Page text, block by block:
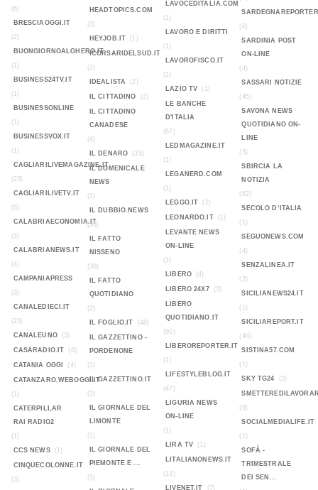
(6)
BRESCIAOGGI.IT
(2)
BUONGIORNOALGHERO.IT
(1)
BUSINESS24TV.IT
(1)
BUSINESSONLINE
(1)
BUSINESSVOX.IT
(1)
CAGLIARILIVEMAGAZINE.IT
(23)
CAGLIARILIVETV.IT
(5)
CALABRIAECONOMIA.IT
(3)
CALABRIANEWS.IT
(4)
CAMPANIAPRESS
(3)
CANALEDIECI.IT
(23)
CANALEUNO
(3)
CASARADIO.IT (6)
CATANIA OGGI (4)
CATANZARO.WEBOGGI.IT
(1)
CATERPILLAR
RAI RADIO2
(1)
CCS NEWS
(1)
CINQUECOLONNE.IT
(3)
HEADTOPICS.COM
(3)
HEYJOB.IT
(1)
ICORSARIDELSUD.IT
(2)
IDEALISTA
(2)
IL CITTADINO (2)
IL CITTADINO
CANADESE
(4)
IL DENARO
(35)
IL DOMENICALE
NEWS
(1)
IL DUBBIO.NEWS
(36)
IL FATTO
NISSENO
(38)
IL FATTO
QUOTIDIANO
(2)
IL FOGLIO.IT
(48)
IL GAZZETTINO -
PORDENONE
(1)
IL GAZZETTINO.IT
(3)
IL GIORNALE DEL
LIMONTE
(1)
IL GIORNALE DEL
PIEMONTE E ...
(5)
LAVOCEDITALIA.COM
(1)
LAVORO E DIRITTI
(1)
LAVOROFISCO.IT
(1)
LAZIO TV
(1)
LE BANCHE
D'ITALIA
(67)
LEDMAGAZINE.IT
(1)
LEGANERD.COM
(1)
LEGGO.IT
(2)
LEONARDO.IT (1)
LEVANTE NEWS
ON-LINE
(1)
LIBERO
(4)
LIBERO 24X7 (3)
LIBERO
QUOTIDIANO.IT
(90)
LIBEROREPORTER.IT
(1)
LIFESTYLEBLOG.IT
(47)
LIGURIA NEWS
ON-LINE
(1)
LIRA TV
(1)
LITALIANONEWS.IT
(13)
LIVENET.IT
(7)
(6)
SARDINIA POST
ON-LINE
(4)
SASSARI NOTIZIE
(45)
SAVONA NEWS
QUOTIDIANO ON-
LINE
(3)
SBIRCIA LA
NOTIZIA
(62)
SECOLO D‘ITALIA
(1)
SEGUONEWS.COM
(4)
SENZALINEA.IT
(2)
SICILIANEWS24.IT
(1)
SICILIAREPORT.IT
(44)
SISTINA57.COM
(1)
SKY TG24
(2)
(9)
SOCIALMEDIALIFE.IT
(1)
SOFÀ -
TRIMESTRALE
DEI SEN...